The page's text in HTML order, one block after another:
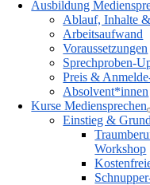
Ausbildung
Ablauf, Inhalte
Arbeitsaufwand
Voraussetzungen
Sprechproben-
Preis &
Absolvent*innen
Kurse Mediensprechen
Einstieg &
Workshop